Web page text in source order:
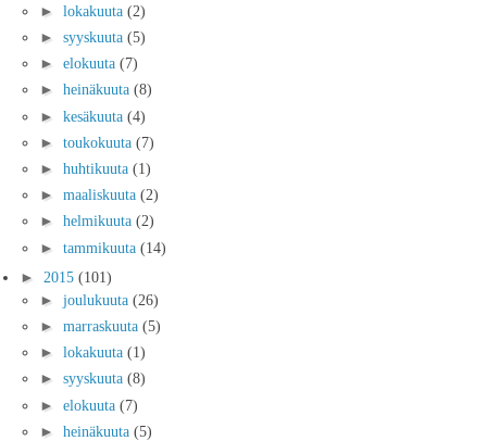
► lokakuuta (2)
► syyskuuta (5)
► elokuuta (7)
► heinäkuuta (8)
► kesäkuuta (4)
► toukokuuta (7)
► huhtikuuta (1)
► maaliskuuta (2)
► helmikuuta (2)
► tammikuuta (14)
► 2015 (101)
► joulukuuta (26)
► marraskuuta (5)
► lokakuuta (1)
► syyskuuta (8)
► elokuuta (7)
► heinäkuuta (5)